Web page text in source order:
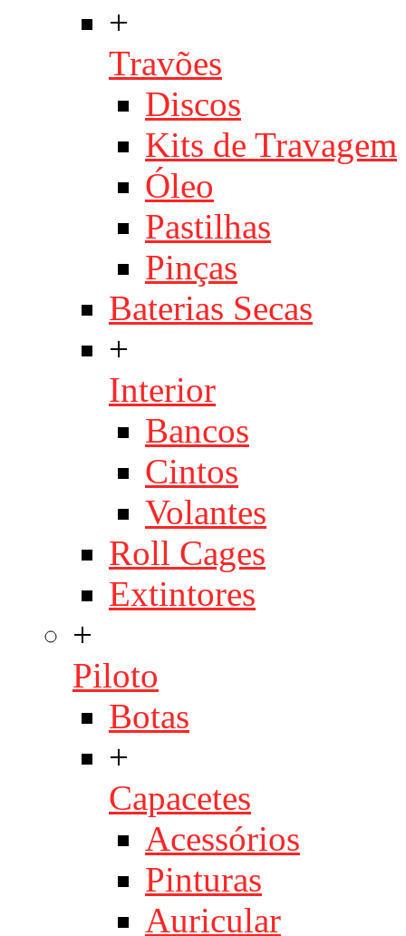
+
Travões
Discos
Kits de Travagem
Óleo
Pastilhas
Pinças
Baterias Secas
+
Interior
Bancos
Cintos
Volantes
Roll Cages
Extintores
+
Piloto
Botas
+
Capacetes
Acessórios
Pinturas
Auricular